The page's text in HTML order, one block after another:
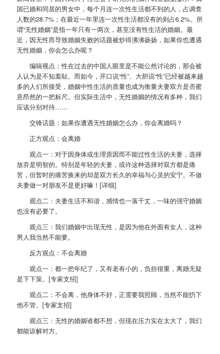
国已婚和同居的男女中，每个月连一次性生活都不到的人，占调查
人数的28.7%；在最近一年里连一次性生活都没有的则占6.2%。所
谓“无性婚姻”是指一年只有一两次，甚至没有性生活的婚姻。最
近，因无性而导致婚姻失败的话题被炒得沸沸扬扬，如果你也遭遇
无性婚姻，你会怎么办呢？
编辑视点：性在过去的中国人眼里是不能公然讨论的，那会被
人认为是不知羞耻。而如今，开口说“性”、大胆说“性”已经被越来越
多的人们所接受，婚姻中性生活的质量也成为衡量夫妻双方是否蜜
意昂然的一把标尺。但实际生活中，无性婚姻的情况有多种，我们
应该分别对待……
交锋话题：如果你遭遇无性婚姻怎么办，你会离婚吗？
正方观点：会离婚
观点一：对于因身体或生理原因而不能过性生活的夫妻，选择
放弃是明智的。特别是年轻的夫妻，或许这种选择对双方都是痛
苦，但暂时的痛苦换来的却是双方长久的幸福与心灵的安宁。不做
夫妻做一对朋友不是更好嘛！[详细]
观点二：夫妻生活不和谐，感情也一落千丈，一味的强守婚姻
也没有必要了。
观点三：我们婚姻中出现无性，是因为他在外面有女人，这种
男人我当然不能要。
反方观点：不会离婚
观点一：都一把年纪了，又有老有小的，负担很重，离婚无疑
是下下策。[专家支招]
观点二：不会离，他身体不好，正需要我照顾，当然不能扔下
他不管。[专家支招]
观点三：无性的婚姻谁都不想，但现在压力实在太大了，我们
都能谅解对方。